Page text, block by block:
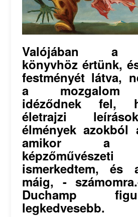
Valójában a
könyvhöz értünk,
festményét látva,
a mozgalom
idéződnek fel,
életrajzi
élmények azokból
amikor a
ismerkedtem, és
máig, -
Duchamp
legkedvesebb.